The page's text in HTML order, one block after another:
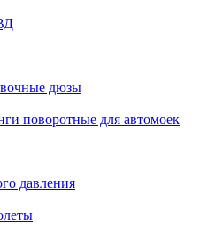
дюзы
поворотные для автомоек
давления